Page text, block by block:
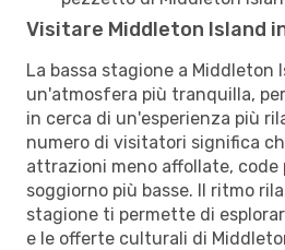
Visitare Middleton Island
La bassa stagione a Middleton
un'atmosfera più tranquilla,
in cerca di un'esperienza più
numero di visitatori significa
attrazioni meno affollate, code
soggiorno più basse. Il ritmo
stagione ti permette di
e le offerte culturali di